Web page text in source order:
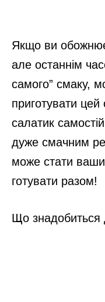
Якщо ви
але останнім
самого” смаку,
приготувати
салатик
дуже смачним
може стати
готувати разом!
Що знадобиться